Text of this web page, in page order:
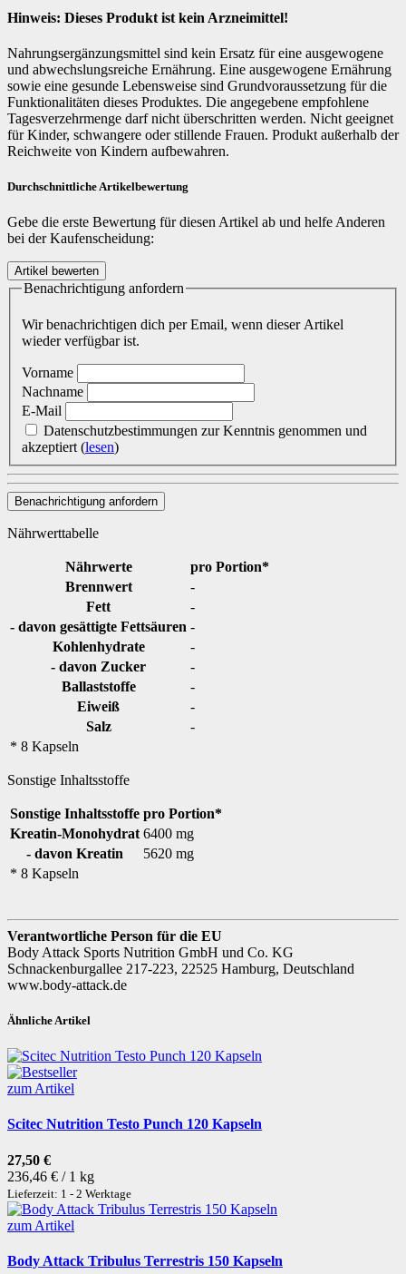
Hinweis: Dieses Produkt ist kein Arzneimittel!
Nahrungsergänzungsmittel sind kein Ersatz für eine ausgewogene
und abwechslungsreiche Ernährung. Eine ausgewogene Ernährung
sowie eine gesunde Lebensweise sind Grundvoraussetzung für die
Funktionalitäten dieses Produktes. Die angegebene empfohlene
Tagesverzehrmenge darf nicht überschritten werden. Nicht geeignet
für Kinder, schwangere oder stillende Frauen. Produkt außerhalb der
Reichweite von Kindern aufbewahren.
Durchschnittliche Artikelbewertung
Gebe die erste Bewertung für diesen Artikel ab und helfe Anderen
bei der Kaufenscheidung:
Benachrichtigung anfordern
Wir benachrichtigen dich per Email, wenn dieser Artikel
wieder verfügbar ist.
Vorname
Nachname
E-Mail
akzeptiert (lesen)
Benachrichtigung anfordern
Nährwerttabelle
Nährwerte
pro Portion*
Brennwert
-
Fett
-
- davon gesättigte Fettsäuren -
Kohlenhydrate
-
- davon Zucker
-
Ballaststoffe
-
Eiweiß
-
Salz
-
* 8 Kapseln
Sonstige Inhaltsstoffe
Sonstige Inhaltsstoffe pro Portion*
Kreatin-Monohydrat 6400 mg
- davon Kreatin
5620 mg
* 8 Kapseln
Verantwortliche Person für die EU
Body Attack Sports Nutrition GmbH und Co. KG
Schnackenburgallee 217-223, 22525 Hamburg, Deutschland
www.body-attack.de
Ähnliche Artikel
zum Artikel
Scitec Nutrition Testo Punch 120 Kapseln
27,50 €
236,46 € / 1 kg
Lieferzeit: 1 - 2 Werktage
zum Artikel
Body Attack Tribulus Terrestris 150 Kapseln